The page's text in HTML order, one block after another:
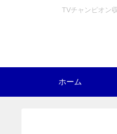
TVチャンピオン
ホーム